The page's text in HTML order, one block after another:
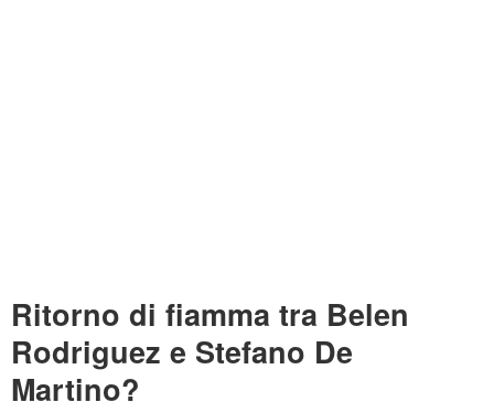
Ritorno di fiamma tra Belen
Rodriguez e Stefano De
Martino?